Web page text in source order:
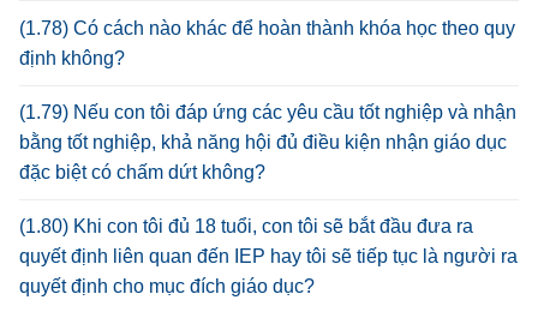
(1.78) Có cách nào khác để hoàn thành khóa học theo quy
định không?
(1.79) Nếu con tôi đáp ứng các yêu cầu tốt nghiệp và nhận
bằng tốt nghiệp, khả năng hội đủ điều kiện nhận giáo dục
đặc biệt có chấm dứt không?
(1.80) Khi con tôi đủ 18 tuổi, con tôi sẽ bắt đầu đưa ra
quyết định liên quan đến IEP hay tôi sẽ tiếp tục là người ra
quyết định cho mục đích giáo dục?